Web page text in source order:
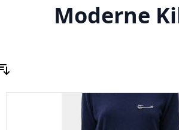
Moderne